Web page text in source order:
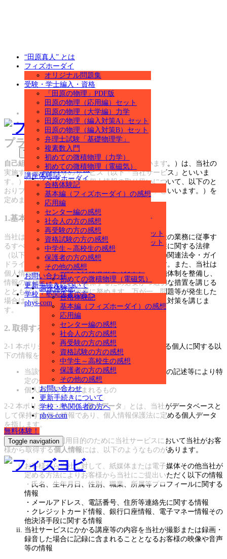
Toggle navigation
“田原真人” とは
フィズホーダイ
オリジナル問題集
受験・学士編入・資格
「田原の物理」PDF版
田原の物理（応用編）セット
田原の物理（大学編）力学
田原の物理（編入対策A）セット
田原の物理（編入対策B）セット
弁理士試験「基礎物理学」
複素数入門
初めての微積物理（力学）
初めての微積物理（電磁気）
講座体験記
合格体験記
基本編（フィズホーダイ）の感想
応用編
センター編の感想
社会人の方の感想
再受験の方の感想
資格試験の方の感想
中学生～高校生の感想
保護者の方の感想
その他の感想
お問い合わせ
更新手続きについて
学校・塾関係者の方へ
phys-com
無料体験！
Toggle navigation
“田原真人” とは
フィズホーダイ
オリジナル問題集
受験・学士編入・資格
「田原の物理」PDF版
田原の物理（応用編）セット
田原の物理（大学編）力学
田原の物理（編入対策A）セット
田原の物理（編入対策B）セット
弁理士試験「基礎物理学」
複素数入門
初めての微積物理（力学）
初めての微積物理（電磁気）
講座体験記
合格体験記
基本編（フィズホーダイ）の感想
応用編
センター編の感想
社会人の方の感想
再受験の方の感想
資格試験の方の感想
中学生～高校生の感想
保護者の方の感想
その他の感想
お問い合わせ
更新手続きについて
学校・塾関係者の方へ
phys-com
ホーム
プライバシーポリシー
プライバシーポリシー
自己組織化する株式会社（以下「当社」といいます。）は、当社の
実施する講座提供等のサービス（以下「当社サービス」といいま
す。）における、お客様の個人情報の取り扱いについて、以下のと
おりプライバシーポリシー（以下「本ポリシー」といいます。）を
定めます。
1.基本方針
当社は、個人情報保護の重要性にかんがみて、当社の業務に従事す
るすべての者がその責任を認識し、個人情報の保護に関する法律
（以下「個人情報保護法」といいます。）その他の関連法令・ガイ
ドラインを遵守して個人情報
を適正に取り扱います。また、当社は
個人情報および個人データの安全管理に関する実施体制を整備し、
情報の正確性・最新性を確保するため必要かつ適切な措置を講じる
とともに、その継続的改善に努めます。万が一、問題等が発生した
場合は、速やかに適当な是正対応を行い、再発防止対策を講じま
す。
2. 取得する個人情報および取得方法
2-1 本ポリシーにおいて「個人情報」とは、生存する個人に関する以
下の情報を指します。
当該情報に含まれる氏名、生年月日、その他の記述等により特
定の個人を識別できるもの
個人識別符号が含まれるもの
2-2 本ポリシーにおいて「個人データ 」とは、当社がデータベースと
して保持する個人情報であり、個人情報保護法に定める個人データ
を指します。
2-3 次節に定める利用目的のために当社サービスにおいて当社がお客
様から取得する個人情報には、以下のようなものがあります。
お客様から当社に対して、紙媒体または電子媒体その他当社が
定める方法によりお客様から当社にご提出いただく以下の情報
・氏名、生年月日、性別、職業、所属等プロフィールに関する
情報
・メールアドレス、電話番号、住所等連絡先に関する情報
・クレジットカード情報、銀行口座情報、電子マネー情報その
他決済手段に関する情報
当社サービスにかかる講座等の内容を当社が撮影または録画・
録音した場合に記録に含まれることとなるお客様の映像や音声
等の情報